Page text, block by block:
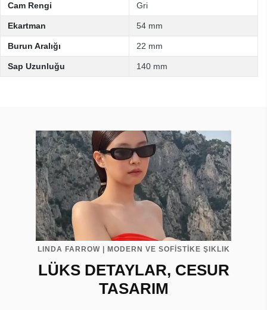
Cam Rengi Gri
Ekartman 54 mm
Burun Aralığı 22 mm
Sap Uzunluğu 140 mm
LINDA FARROW | MODERN VE SOFİSTİKE ŞIKLIK
LÜKS DETAYLAR, CESUR
TASARIM